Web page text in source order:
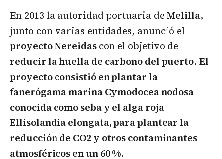
En 2013 la autoridad portuaria de Melilla,
junto con varias entidades, anunció el
proyecto Nereidascon el objetivo de
reducir la huella de carbono del puerto. El
proyecto consistió en plantar la
fanerógama marina Cymodocea nodosa
conocida como seba y el alga roja
Ellisolandia elongata, para plantear la
reducción de CO2 y otros contaminantes
atmosféricos en un 60 %.